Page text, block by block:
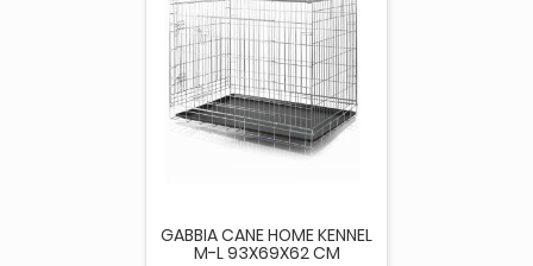
GABBIA CANE HOME KENNEL
M-L 93X69X62 CM